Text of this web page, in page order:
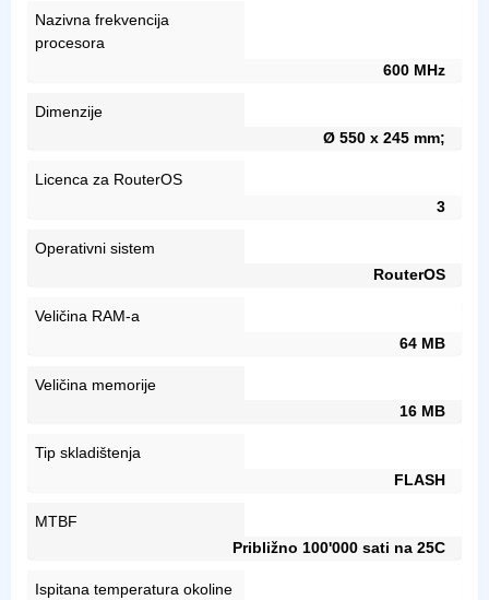
Nazivna frekvencija
procesora
600 MHz
Dimenzije
Ø 550 x 245 mm;
Licenca za RouterOS
3
Operativni sistem
RouterOS
Veličina RAM-a
64 MB
Veličina memorije
16 MB
Tip skladištenja
FLASH
MTBF
Približno 100'000 sati na 25C
Ispitana temperatura okoline